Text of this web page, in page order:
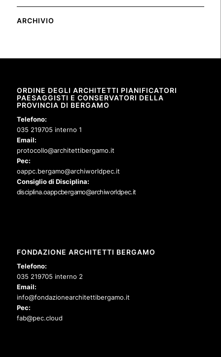
ARCHIVIO
ORDINE DEGLI ARCHITETTI PIANIFICATORI
PAESAGGISTI E CONSERVATORI DELLA
PROVINCIA DI BERGAMO
Telefono:
035 219705 interno 1
Email:
protocollo@architettibergamo.it
Pec:
oappc.bergamo@archiworldpec.it
Consiglio di Disciplina:
disciplina.oappcbergamo@archiworldpec.it
FONDAZIONE ARCHITETTI BERGAMO
Telefono:
035 219705 interno 2
Email:
info@fondazionearchitettibergamo.it
Pec:
fab@pec.cloud